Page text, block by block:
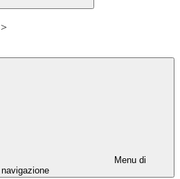
>
Menu di
navigazione